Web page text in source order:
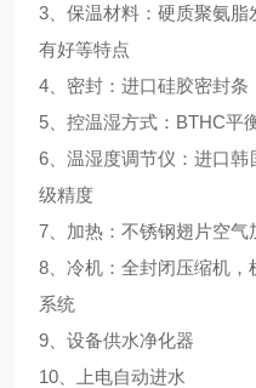
3、保温材料：硬质聚氨
有好等特点
4、密封：进口硅胶密封条
5、控温湿方式：BTHC平
6、温湿度调节仪：进口
级精度
7、加热：不锈钢翅片空气
8、冷机：全封闭压缩机
系统
9、设备供水净化器
10、上电自动进水